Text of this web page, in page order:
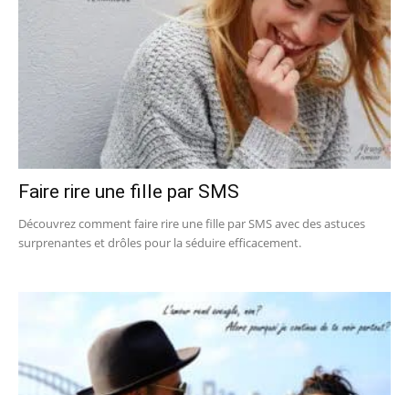
Faire rire une fille par SMS
Découvrez comment faire rire une fille par SMS avec des astuces
surprenantes et drôles pour la séduire efficacement.